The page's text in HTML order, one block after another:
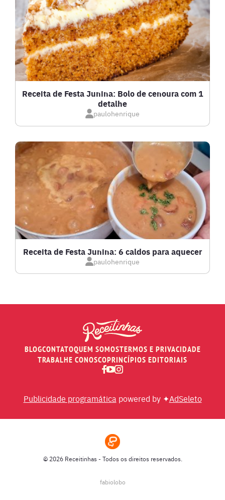
FRANGO
FRUTOS DO MAR
GRATINADOS
LANCHES
LASANHAS
LOW CARB
MASSAS E PASTAS
RECEITAS DE AIR FRYER
RECEITAS DE ANO NOVO (RÉVEILLON)
RECEITAS DE NATAL
Receita de Festa Junina: Bolo de cenoura com 1
detalhe
paulohenrique
Receita de Festa Junina: 6 caldos para aquecer
paulohenrique
BLOGCONTATOQUEM SOMOSTERMOS E PRIVACIDADE
TRABALHE CONOSCOPRINCÍPIOS EDITORIAIS
Publicidade programática powered by ✦AdSeleto
© 2026 Receitinhas - Todos os direitos reservados.
fabiolobo